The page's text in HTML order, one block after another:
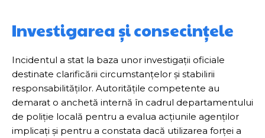
Investigarea și consecințele
Incidentul a stat la baza unor investigații oficiale
destinate clarificării circumstanțelor și stabilirii
responsabilităților. Autoritățile competente au
demarat o anchetă internă în cadrul departamentului
de poliție locală pentru a evalua acțiunile agenților
implicați și pentru a constata dacă utilizarea forței a